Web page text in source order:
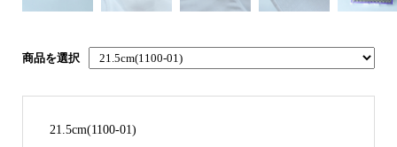
商品を選択
21.5cm(1100-01)